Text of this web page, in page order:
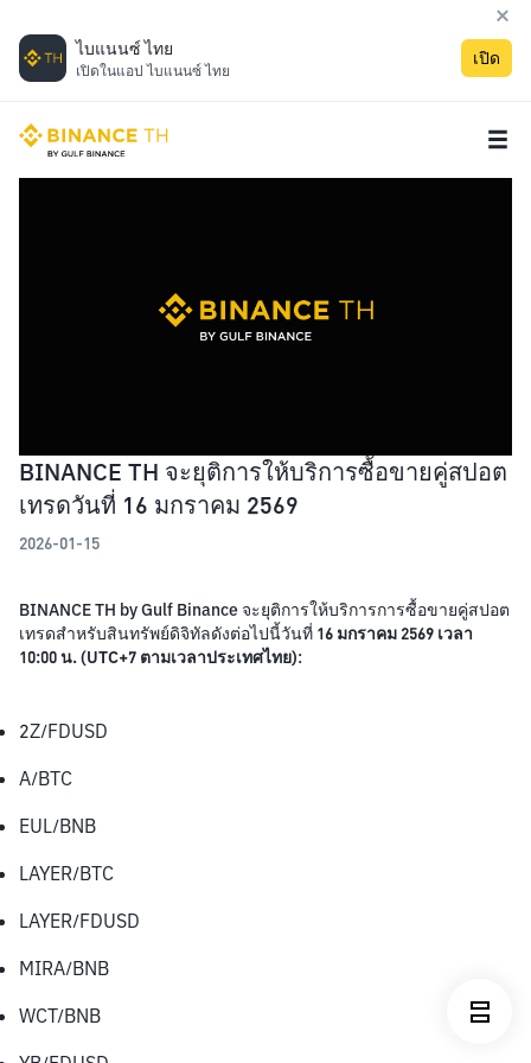
ไบแนนซ์ ไทย
เปิดในแอป ไบแนนซ์ ไทย
เปิด
BINANCE TH จะยุติการให้บริการซื้อขายคู่สปอต
เทรดวันที่ 16 มกราคม 2569
2026-01-15
BINANCE TH by Gulf Binance จะยุติการให้บริการการซื้อขายคู่สปอต
เทรดสำหรับสินทรัพย์ดิจิทัลดังต่อไปนี้วันที่ 16 มกราคม 2569 เวลา
10:00 น. (UTC+7 ตามเวลาประเทศไทย):
2Z/FDUSD
A/BTC
EUL/BNB
LAYER/BTC
LAYER/FDUSD
MIRA/BNB
WCT/BNB